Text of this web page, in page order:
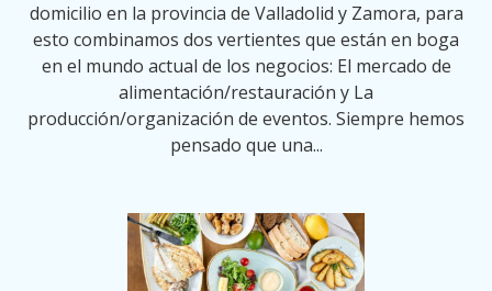
domicilio en la provincia de Valladolid y Zamora, para
esto combinamos dos vertientes que están en boga
en el mundo actual de los negocios: El mercado de
alimentación/restauración y La
producción/organización de eventos. Siempre hemos
pensado que una...